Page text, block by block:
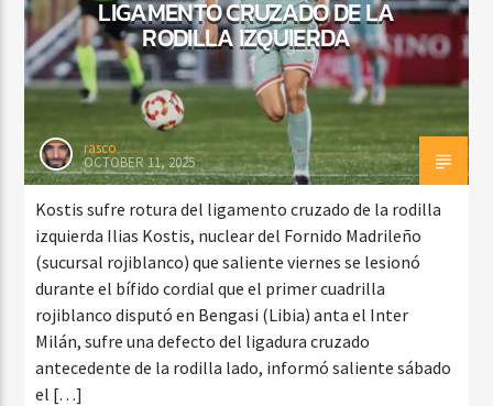
LIGAMENTO CRUZADO DE LA
RODILLA IZQUIERDA
rasco
OCTOBER 11, 2025
Kostis sufre rotura del ligamento cruzado de la rodilla
izquierda Ilias Kostis, nuclear del Fornido Madrileño
(sucursal rojiblanco) que saliente viernes se lesionó
durante el bífido cordial que el primer cuadrilla
rojiblanco disputó en Bengasi (Libia) anta el Inter
Milán, sufre una defecto del ligadura cruzado
antecedente de la rodilla lado, informó saliente sábado
el […]